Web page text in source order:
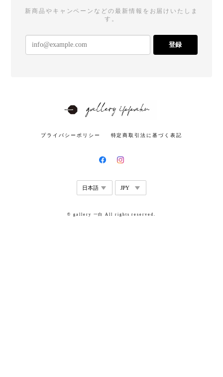
新商品やキャンペーンなどの最新情報をお届けいたしま
す。
登録
プライバシーポリシー 特定商取引法に基づく表記
© gallery 一白 All rights reserved.